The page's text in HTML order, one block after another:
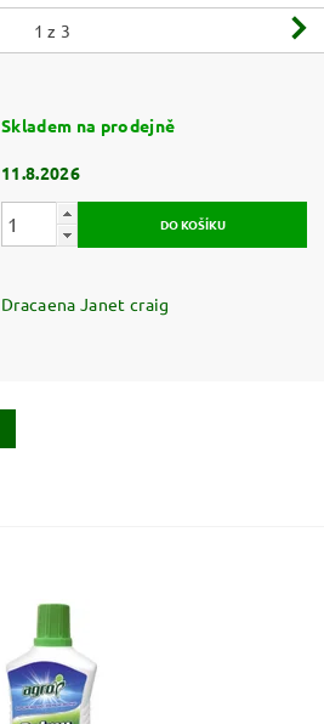
1 z 3
Skladem na prodejně
11.8.2026
Dracaena Janet craig